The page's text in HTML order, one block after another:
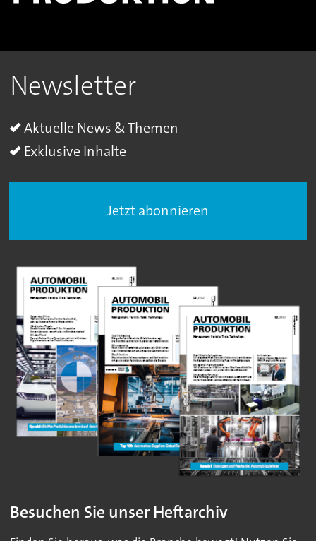
Newsletter
Aktuelle News & Themen
Exklusive Inhalte
Jetzt abonnieren
Besuchen Sie unser Heftarchiv